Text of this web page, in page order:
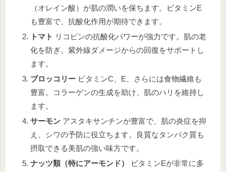
（オレイン酸）が肌の潤いを保ちます。ビタミンE
も豊富で、抗酸化作用が期待できます。
トマト リコピンの抗酸化パワーが強力です。肌の老
化を防ぎ、紫外線ダメージからの回復をサポートし
ます。
ブロッコリー ビタミンC、E、さらには食物繊維も
豊富。コラーゲンの生成を助け、肌のハリを維持し
ます。
サーモン アスタキサンチンが豊富で、肌の炎症を抑
え、シワの予防に役立ちます。良質なタンパク質も
摂取できる美肌の強い味方です。
ナッツ類（特にアーモンド）
ビタミンEが非常に多